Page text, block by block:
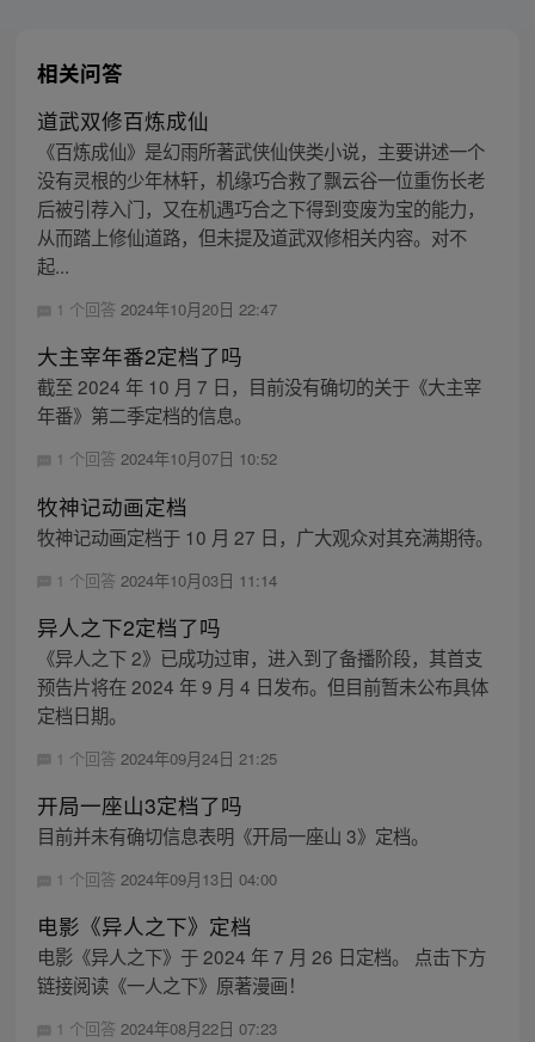
相关问答
道武双修百炼成仙
《百炼成仙》是幻雨所著武侠仙侠类小说，主要讲述一个
没有灵根的少年林轩，机缘巧合救了飘云谷一位重伤长老
后被引荐入门，又在机遇巧合之下得到变废为宝的能力，
从而踏上修仙道路，但未提及道武双修相关内容。对不
起...
1 个回答 2024年10月20日 22:47
大主宰年番2定档了吗
截至 2024 年 10 月 7 日，目前没有确切的关于《大主宰
年番》第二季定档的信息。
1 个回答 2024年10月07日 10:52
牧神记动画定档
牧神记动画定档于 10 月 27 日，广大观众对其充满期待。
1 个回答 2024年10月03日 11:14
异人之下2定档了吗
《异人之下 2》已成功过审，进入到了备播阶段，其首支
预告片将在 2024 年 9 月 4 日发布。但目前暂未公布具体
定档日期。
1 个回答 2024年09月24日 21:25
开局一座山3定档了吗
目前并未有确切信息表明《开局一座山 3》定档。
1 个回答 2024年09月13日 04:00
电影《异人之下》定档
电影《异人之下》于 2024 年 7 月 26 日定档。 点击下方
链接阅读《一人之下》原著漫画！
1 个回答 2024年08月22日 07:23